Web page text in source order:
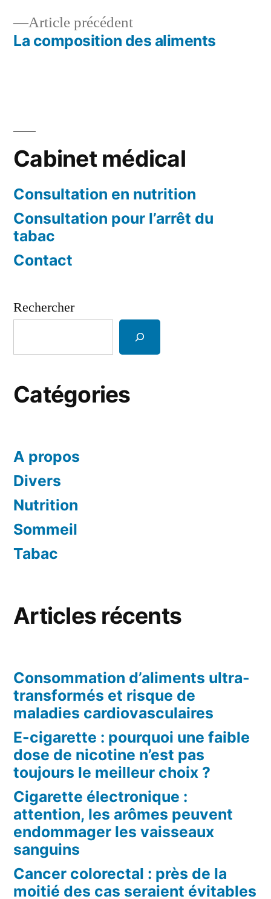
l’article
Article précédentArticle
précédent :
La composition des aliments
Cabinet médical
Consultation en nutrition
Consultation pour l’arrêt du
tabac
Contact
Rechercher
Catégories
A propos
Divers
Nutrition
Sommeil
Tabac
Articles récents
Consommation d’aliments ultra-
transformés et risque de
maladies cardiovasculaires
E-cigarette : pourquoi une faible
dose de nicotine n’est pas
toujours le meilleur choix ?
Cigarette électronique :
attention, les arômes peuvent
endommager les vaisseaux
sanguins
Cancer colorectal : près de la
moitié des cas seraient évitables